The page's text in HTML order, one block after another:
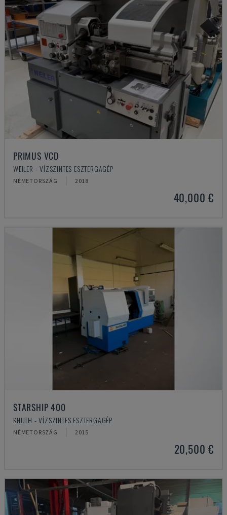
PRIMUS VCD
WEILER - VÍZSZINTES ESZTERGAGÉP
NÉMETORSZÁG 2018
40,000 €
STARSHIP 400
KNUTH - VÍZSZINTES ESZTERGAGÉP
NÉMETORSZÁG 2015
20,500 €